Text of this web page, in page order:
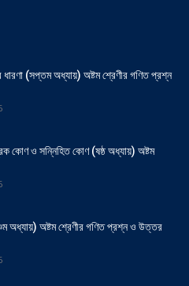
ধারণা (সপ্তম অধ্যায়) অষ্টম শ্রেণীর গণিত প্রশ্ন
কোণ ও সন্নিহিত কোণ (ষষ্ঠ অধ্যায়) অষ্টম
অধ্যায়) অষ্টম শ্রেণীর গণিত প্রশ্ন ও উত্তর